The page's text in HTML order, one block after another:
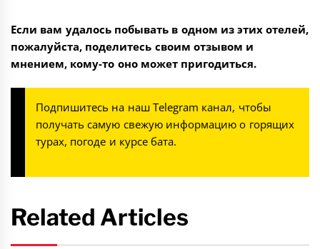
Если вам удалось побывать в одном из этих отелей,
пожалуйста, поделитесь своим отзывом и
мнением, кому-то оно может пригодиться.
Подпишитесь на наш Telegram канал, чтобы
получать самую свежую информацию о горящих
турах, погоде и курсе бата.
Related Articles